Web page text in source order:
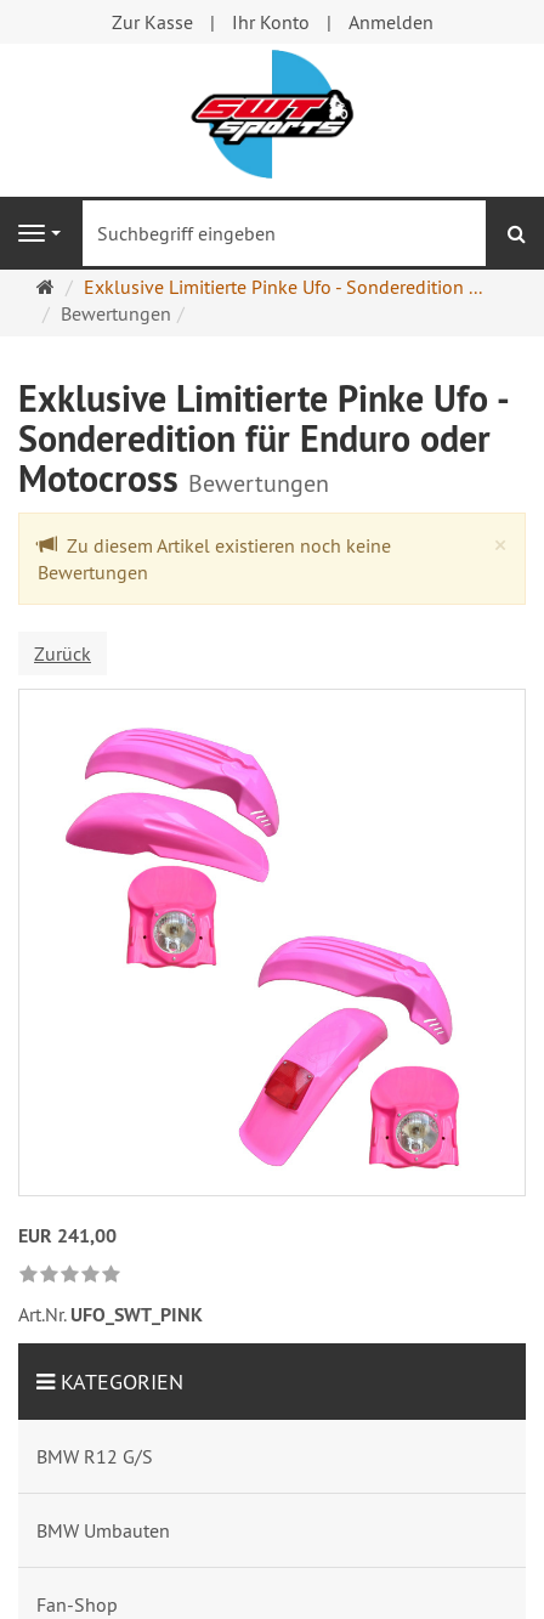
Zur Kasse Ihr Konto Anmelden
Navigation
Startseite
Exklusive Limitierte Pinke Ufo - Sonderedition ...
Bewertungen
Exklusive Limitierte Pinke Ufo -
Sonderedition für Enduro oder
Motocross Bewertungen
×
Zu diesem Artikel existieren noch keine
Bewertungen
Zurück
EUR 241,00
Art.Nr. UFO_SWT_PINK
KATEGORIEN
BMW R12 G/S
BMW Umbauten
Fan-Shop